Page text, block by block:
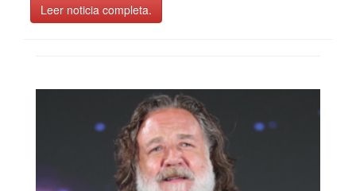
Leer noticia completa.